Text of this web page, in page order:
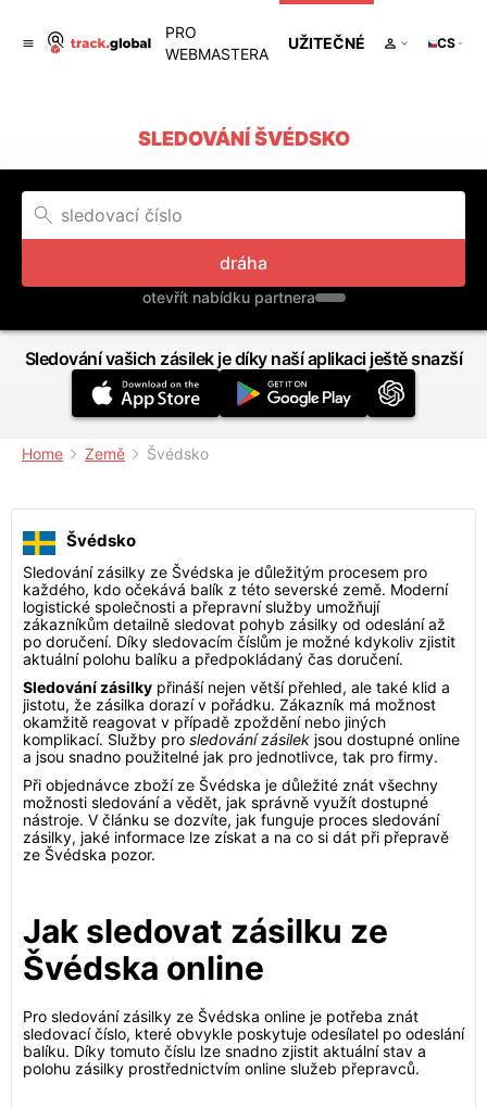
PRO
WEBMASTERA
UŽITEČNÉ CS
SLEDOVÁNÍ ŠVÉDSKO
dráha
otevřít nabídku partnera
Sledování vašich zásilek je díky naší aplikaci ještě snazší
Home Země Švédsko
Švédsko
Sledování zásilky ze Švédska je důležitým procesem pro
každého, kdo očekává balík z této severské země. Moderní
logistické společnosti a přepravní služby umožňují
zákazníkům detailně sledovat pohyb zásilky od odeslání až
po doručení. Díky sledovacím číslům je možné kdykoliv zjistit
aktuální polohu balíku a předpokládaný čas doručení.
Sledování zásilky přináší nejen větší přehled, ale také klid a
jistotu, že zásilka dorazí v pořádku. Zákazník má možnost
okamžitě reagovat v případě zpoždění nebo jiných
komplikací. Služby pro sledování zásilek jsou dostupné online
a jsou snadno použitelné jak pro jednotlivce, tak pro firmy.
Při objednávce zboží ze Švédska je důležité znát všechny
možnosti sledování a vědět, jak správně využít dostupné
nástroje. V článku se dozvíte, jak funguje proces sledování
zásilky, jaké informace lze získat a na co si dát při přepravě
ze Švédska pozor.
Jak sledovat zásilku ze
Švédska online
Pro sledování zásilky ze Švédska online je potřeba znát
sledovací číslo, které obvykle poskytuje odesílatel po odeslání
balíku. Díky tomuto číslu lze snadno zjistit aktuální stav a
polohu zásilky prostřednictvím online služeb přepravců.